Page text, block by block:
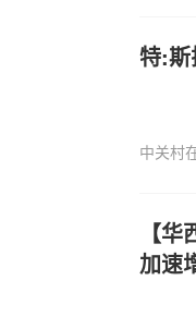
特:斯
中关村
【
加速